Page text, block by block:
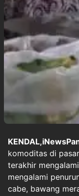
komoditas di
terakhir
mengalami
cabe, bawang